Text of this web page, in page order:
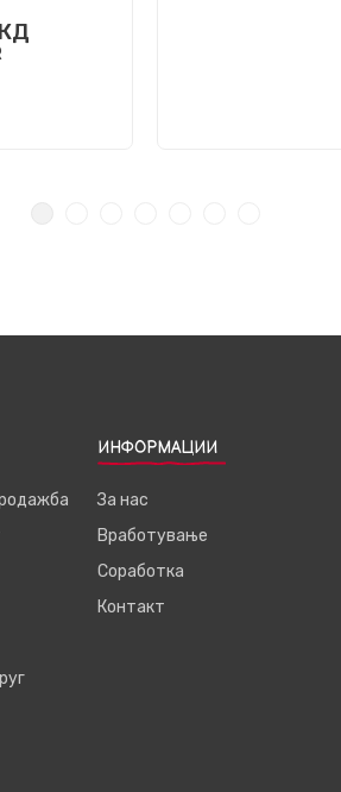
ИНФОРМАЦИИ
За нас
Вработување
Соработка
Контакт